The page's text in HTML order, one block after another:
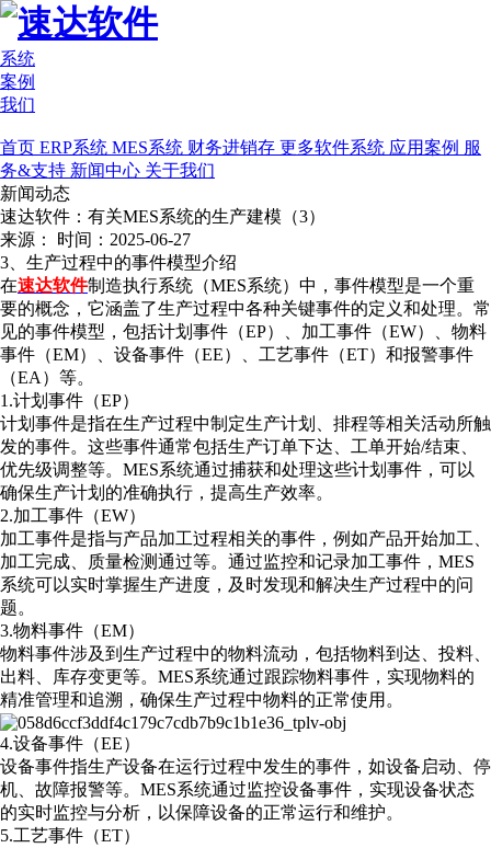
系统
案例
我们
首页 ERP系统 MES系统 财务进销存 更多软件系统 应用案例 服
务&支持 新闻中心 关于我们
新闻动态
速达软件：有关MES系统的生产建模（3）
来源： 时间：2025-06-27
3、生产过程中的事件模型介绍
在速达软件制造执行系统（MES系统）中，事件模型是一个重
要的概念，它涵盖了生产过程中各种关键事件的定义和处理。常
见的事件模型，包括计划事件（EP）、加工事件（EW）、物料
事件（EM）、设备事件（EE）、工艺事件（ET）和报警事件
（EA）等。
1.计划事件（EP）
计划事件是指在生产过程中制定生产计划、排程等相关活动所触
发的事件。这些事件通常包括生产订单下达、工单开始/结束、
优先级调整等。MES系统通过捕获和处理这些计划事件，可以
确保生产计划的准确执行，提高生产效率。
2.加工事件（EW）
加工事件是指与产品加工过程相关的事件，例如产品开始加工、
加工完成、质量检测通过等。通过监控和记录加工事件，MES
系统可以实时掌握生产进度，及时发现和解决生产过程中的问
题。
3.物料事件（EM）
物料事件涉及到生产过程中的物料流动，包括物料到达、投料、
出料、库存变更等。MES系统通过跟踪物料事件，实现物料的
精准管理和追溯，确保生产过程中物料的正常使用。
4.设备事件（EE）
设备事件指生产设备在运行过程中发生的事件，如设备启动、停
机、故障报警等。MES系统通过监控设备事件，实现设备状态
的实时监控与分析，以保障设备的正常运行和维护。
5.工艺事件（ET）